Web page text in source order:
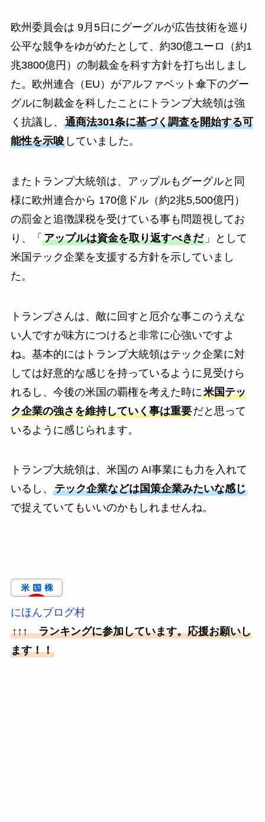
欧州委員会は 9月5日にグーグルが広告技術を巡り
公平な競争をゆがめたとして、約30億ユーロ（約1
兆3800億円）の制裁金を科す方針を打ち出しまし
た。欧州連合（EU）がアルファベット傘下のグー
グルに制裁金を科したことにトランプ大統領は強
く抗議し、 通商法301条に基づく調査を開始する可
能性を示唆していました。
またトランプ大統領は、アップルもグーグルと同
様に欧州連合から 170億ドル（約2兆5,500億円）
の罰金と追徴課税を受けている事も問題視してお
り、「 アップルは資金を取り返すべきだ」として
米国テック企業を支援する方針を示していまし
た。
トランプさんは、敵に回すと厄介な事このうえな
い人ですが味方につけると非常に心強いですよ
ね。基本的にはトランプ大統領はテック企業に対
しては好意的な感じを持っているように見受けら
れるし、今後の米国の覇権を考えた時に米国テッ
ク企業の強さを維持していく事は重要だと思って
いるように感じられます。
トランプ大統領は、米国の AI事業にも力を入れて
いるし、 テック企業などは国策企業みたいな感じ
で捉えていてもいいのかもしれませんね。
にほんブログ村
↑↑↑ ランキングに参加しています。応援お願いし
ます！！